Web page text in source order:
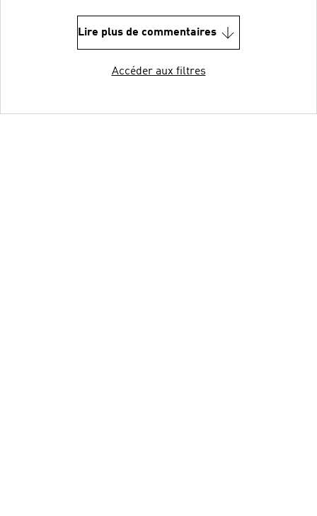
Lire plus de commentaires
Accéder aux filtres